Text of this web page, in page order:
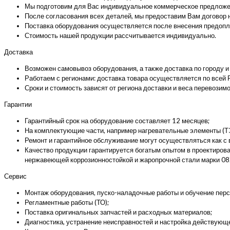
Мы подготовим для Вас индивидуальное коммерческое
После согласования всех деталей, мы предоставим Вам договор
Поставка оборудования осуществляется после внесения
Стоимость нашей продукции рассчитывается индивидуально.
Доставка
Возможен самовывоз оборудования, а также доставка по городу
Работаем с регионами: доставка товара осуществляется по
Сроки и стоимость зависят от региона доставки и веса
Гарантии
Гарантийный срок на оборудование составляет 12 месяцев;
На комплектующие части, например нагревательные элементы
Ремонт и гарантийное обслуживание могут осуществляться как
Качество продукции гарантируется богатым опытом в
нержавеющей коррозионностойкой и жаропрочной стали марки
Сервис
Монтаж оборудования, пуско-наладочные работы и обучение
Регламентные работы (ТО);
Поставка оригинальных запчастей и расходных материалов;
Диагностика, устранение неисправностей и настройка